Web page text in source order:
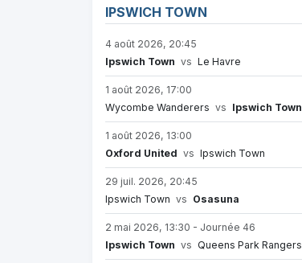
IPSWICH TOWN
4 août 2026, 20:45
Ipswich Town vs Le Havre
1 août 2026, 17:00
Wycombe Wanderers vs Ipswich Town
1 août 2026, 13:00
Oxford United vs Ipswich Town
29 juil. 2026, 20:45
Ipswich Town vs Osasuna
2 mai 2026, 13:30 - Journée 46
Ipswich Town vs Queens Park Rangers